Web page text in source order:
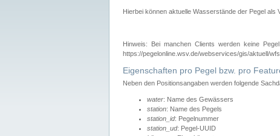
Hierbei können aktuelle Wasserstände der Pegel
Hinweis: Bei manchen Clients werden keine
https://pegelonline.wsv.de/webservices/gis/aktuell/
Eigenschaften pro Pegel bzw. pro
Neben den Positionsangaben werden folgende
water: Name des Gewässers
station: Name des Pegels
station_id: Pegelnummer
station_ud: Pegel-UUID